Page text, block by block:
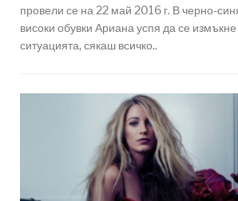
провели се на 22 май 2016 г. В черно-
високи обувки Ариана успя да се
ситуацията, сякаш всичко..